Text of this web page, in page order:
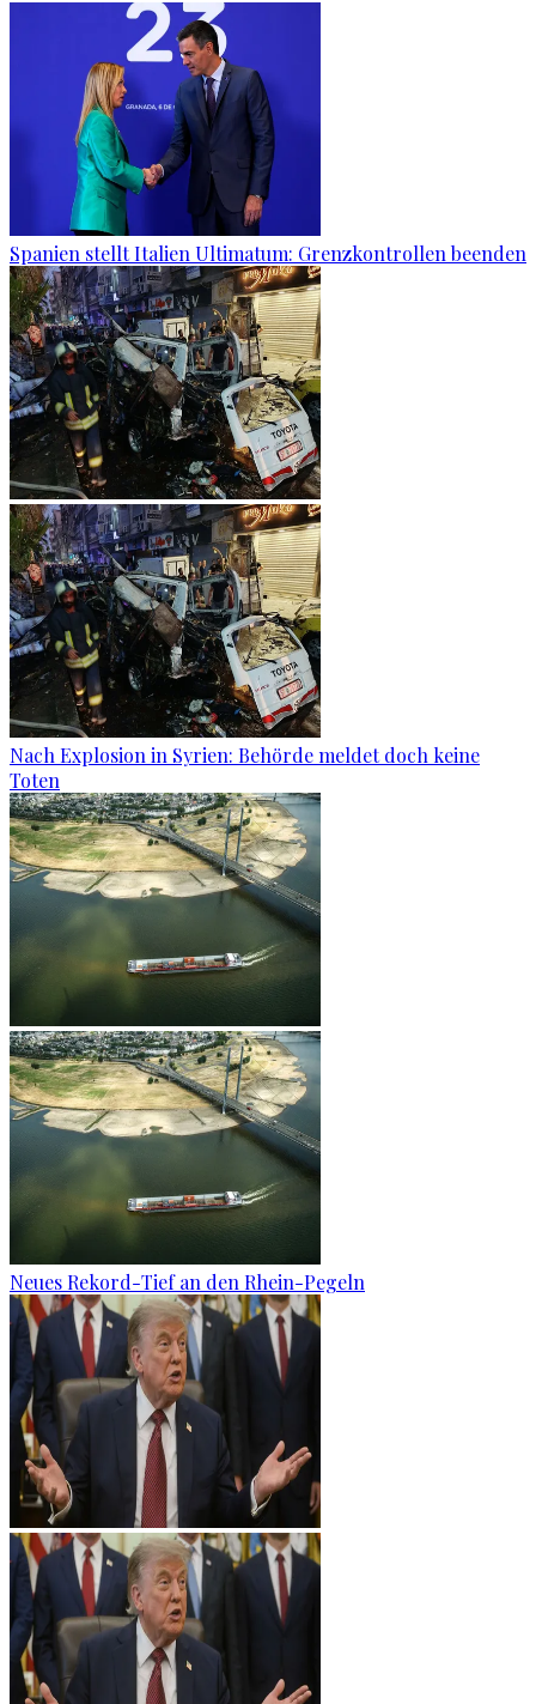
Spanien stellt Italien Ultimatum: Grenzkontrollen beenden
Nach Explosion in Syrien: Behörde meldet doch keine
Toten
Neues Rekord-Tief an den Rhein-Pegeln